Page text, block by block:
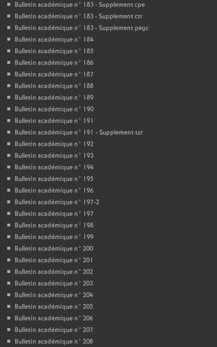
Bulletin académique n° 183 - Supplement cpe
Bulletin académique n° 183 - Supplement ctr
Bulletin académique n° 183 - Supplement pegc
Bulletin académique n° 184
Bulletin académique n° 185
Bulletin académique n° 186
Bulletin académique n° 187
Bulletin académique n° 188
Bulletin académique n° 189
Bulletin académique n° 190
Bulletin académique n° 191
Bulletin académique n° 191 - Supplement tzr
Bulletin académique n° 192
Bulletin académique n° 193
Bulletin académique n° 194
Bulletin académique n° 195
Bulletin académique n° 196
Bulletin académique n° 197-2
Bulletin académique n° 197
Bulletin académique n° 198
Bulletin académique n° 199
Bulletin académique n° 200
Bulletin académique n° 201
Bulletin académique n° 202
Bulletin académique n° 203
Bulletin académique n° 204
Bulletin académique n° 205
Bulletin académique n° 206
Bulletin académique n° 207
Bulletin académique n° 208